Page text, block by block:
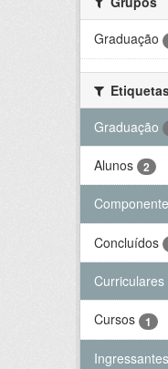
Graduação
Graduação
Alunos 2
Concluídos
Curriculares
Cursos 1
Ingressantes